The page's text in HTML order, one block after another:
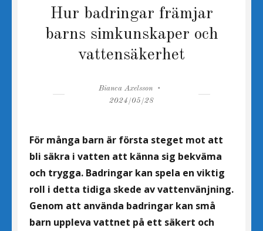
Hur badringar främjar
barns simkunskaper och
vattensäkerhet
Author
Bianca Axelsson
2024/05/28
För många barn är första steget mot att
bli säkra i vatten att känna sig bekväma
och trygga. Badringar kan spela en viktig
roll i detta tidiga skede av vattenvänjning.
Genom att använda badringar kan små
barn uppleva vattnet på ett säkert och